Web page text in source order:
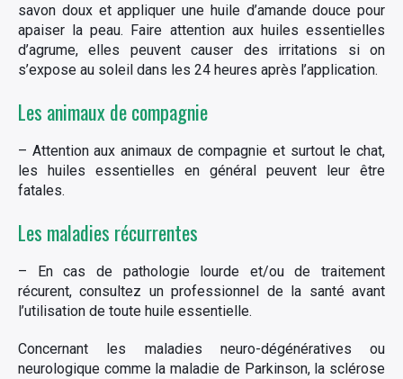
savon doux et appliquer une huile d’amande douce pour
apaiser la peau. Faire attention aux huiles essentielles
d’agrume, elles peuvent causer des irritations si on
s’expose au soleil dans les 24 heures après l’application.
Les animaux decompagnie
– Attention aux animaux de compagnie et surtout le chat,
les huiles essentielles en général peuvent leur être
fatales.
Les maladies récurrentes
– En cas de pathologie lourde et/ou de traitement
récurent, consultez un professionnel de la santé avant
l’utilisation de toute huile essentielle.
Concernant les maladies neuro-dégénératives ou
neurologique comme la maladie de Parkinson, la sclérose